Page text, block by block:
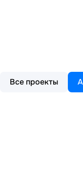
Все проекты